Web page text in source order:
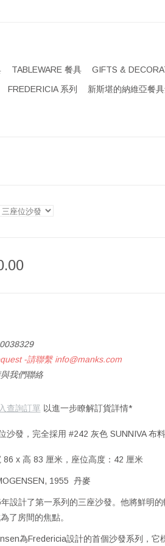
TABLEWARE 餐具
GIFTS &
FREDERICIA 系列 新斯堪的納維亞餐
-請聯繫info@manks.com
我們聯絡
查詢訂單 以進一步瞭解訂貨詳情*
沙發，完全採用 #242 灰色 SUNNIVA 布
86 x 高 83 厘米，座位高度：42 厘米
1955 丹麥
設計了第一系列的三座沙發。他將鮮明
了房間的焦點。
為Fredericia設計的首個沙發系列，它